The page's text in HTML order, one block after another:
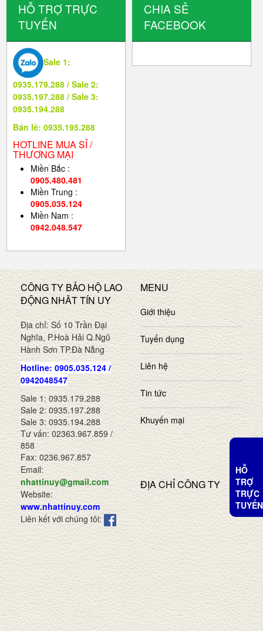
HỖ TRỢ TRỰC
TUYẾN
Sale 1:
0935.179.288 / Sale 2:
0935.197.288 / Sale 3:
0935.194.288
Bán lẻ: 0935.195.288
HOTLINE MUA SỈ /
THƯƠNG MẠI
Miền Bắc :
0905.480.481
Miền Trung :
0905.035.124
Miền Nam :
0942.048.547
CHIA SẺ
FACEBOOK
CÔNG TY BẢO HỘ LAO
ĐỘNG NHÂT TÍN UY
Địa chỉ: Số 10 Trần Đại
Nghĩa, P.Hoà Hải Q.Ngũ
Hành Sơn TP.Đà Nẵng
Hotline: 0905.035.124 /
0942048547
Sale 1: 0935.179.288
Sale 2: 0935.197.288
Sale 3: 0935.194.288
Tư vấn: 02363.967.859 /
858
Fax: 0236.967.857
Email:
nhattinuy@gmail.com
Website:
www.nhattinuy.com
Liên kết với chúng tôi:
MENU
Giới thiệu
Tuyển dụng
Liên hệ
Tin tức
Khuyến mại
ĐỊA CHỈ CÔNG TY
HỖ
TRỢ
TRỰC
TUYẾN